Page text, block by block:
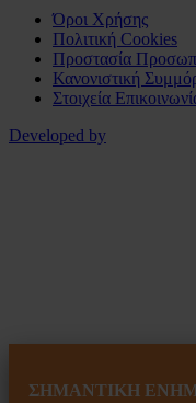
Όροι Χρήσης
Πολιτική Cookies
Προστασία
Κανονιστική
Στοιχεία
Developed by
ΣΗΜΑΝΤΙΚΗ ΕΝ